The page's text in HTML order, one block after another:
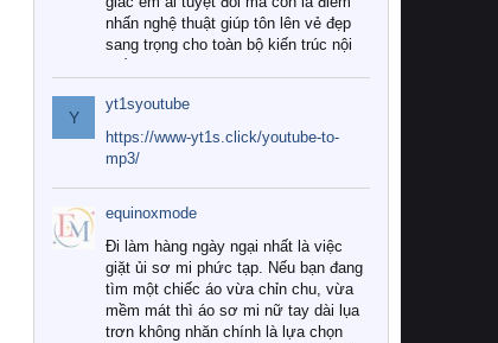
nhấn nghệ thuật giúp tôn lên vẻ đẹp
sang trọng cho toàn bộ kiến trúc nội
Tuy nhiên, giữa thị trường đa dạng
với vô vàn thương hiệu và mẫu mã
như hiện nay, làm thế nào để chọn
được những bộ chăn ga gối đệm cao
cấp thực sự chất lượng, phù hợp với
khí hậu và nhu cầu sử dụng của gia
đình? Hãy cùng chúng tôi đi tìm lời
giải đáp chi tiết qua bài viết dưới đây.
1. Tại sao các gia đình hiện đại lại ưa
chuộng chăn ga gối đệm cao cấp?
Y
yt1syoutube
https://www-yt1s.click/youtube-to-
mp3/
equinoxmode
Đi làm hàng ngày ngại nhất là việc
giặt ủi sơ mi phức tạp. Nếu bạn đang
tìm một chiếc áo vừa chỉn chu, vừa
mềm mát thì áo sơ mi nữ tay dài lụa
trơn không nhăn chính là lựa chọn